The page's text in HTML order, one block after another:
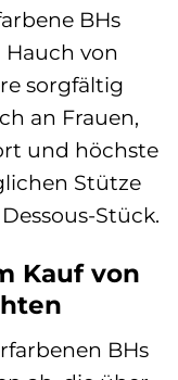
BHs
von
sorgfältig
an Frauen,
und höchste
Stütze
Stück.
Kauf von
BHs